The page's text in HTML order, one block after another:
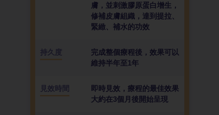
膚，並刺激膠原蛋白增生，
修補皮膚組織，達到提拉、
緊緻、補水的功效
持久度
完成整個療程後，效果可以
維持半年至1年
見效時間
即時見效，療程的最佳效果
大約在3個月後開始呈現